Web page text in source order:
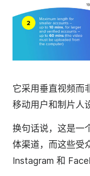
它采用垂直视频而
移动用户和制片人
换句话说，这是一
体渠道，而这些受
Instagram 和